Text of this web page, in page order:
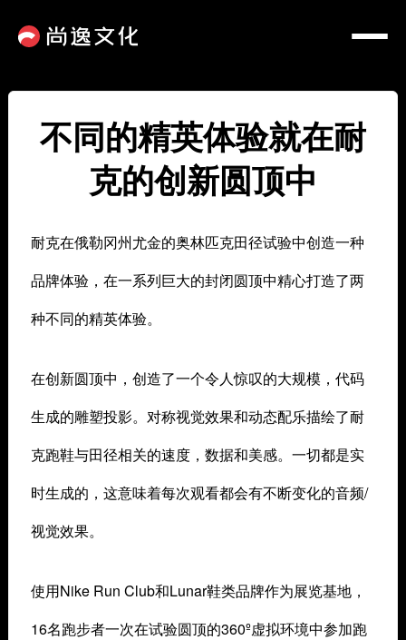
不同的精英体验就在耐
克的创新圆顶中
耐克在俄勒冈州尤金的奥林匹克田径试验中创造一种
品牌体验，在一系列巨大的封闭圆顶中精心打造了两
种不同的精英体验。
在创新圆顶中，创造了一个令人惊叹的大规模，代码
生成的雕塑投影。对称视觉效果和动态配乐描绘了耐
克跑鞋与田径相关的速度，数据和美感。一切都是实
时生成的，这意味着每次观看都会有不断变化的音频/
视觉效果。
使用Nike Run Club和Lunar鞋类品牌作为展览基地，
16名跑步者一次在试验圆顶的360º虚拟环境中参加跑